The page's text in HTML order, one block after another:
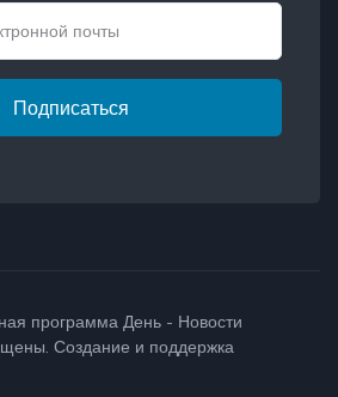
Подписаться
программа День - Новости
Создание и поддержка